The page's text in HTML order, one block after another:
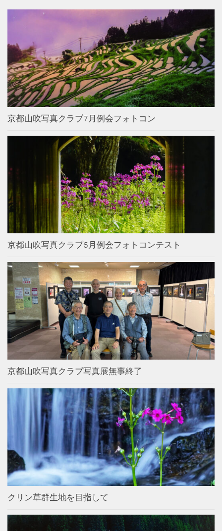
京都山吹写真クラブ7月例会フォトコン
京都山吹写真クラブ6月例会フォトコンテスト
京都山吹写真クラブ写真展無事終了
クリン草群生地を目指して